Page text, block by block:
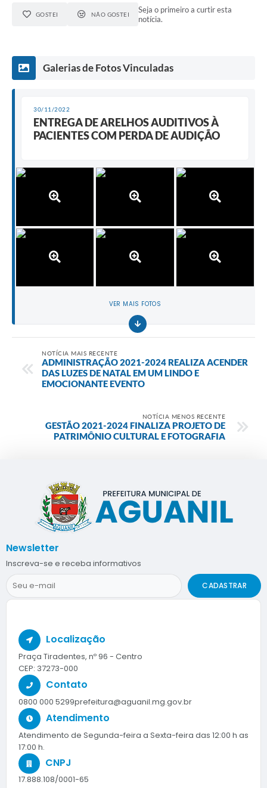
GOSTEI NÃO GOSTEI
Seja o primeiro a curtir esta
notícia.
Galerias de Fotos Vinculadas
30/11/2022
ENTREGA DE ARELHOS AUDITIVOS À
PACIENTES COM PERDA DE AUDIÇÃO
VER MAIS FOTOS
NOTÍCIA MAIS RECENTE
ADMINISTRAÇÃO 2021-2024 REALIZA ACENDER
DAS LUZES DE NATAL EM UM LINDO E
EMOCIONANTE EVENTO
NOTÍCIA MENOS RECENTE
GESTÃO 2021-2024 FINALIZA PROJETO DE
PATRIMÔNIO CULTURAL E FOTOGRAFIA
Localização
Praça Tiradentes, nº 96 - Centro
CEP: 37273-000
Contato
0800 000 5299prefeitura@aguanil.mg.gov.br
Atendimento
Atendimento de Segunda-feira a Sexta-feira das 12:00 h as
17:00 h.
CNPJ
17.888.108/0001-65
Newsletter
Inscreva-se e receba informativos
CADASTRAR